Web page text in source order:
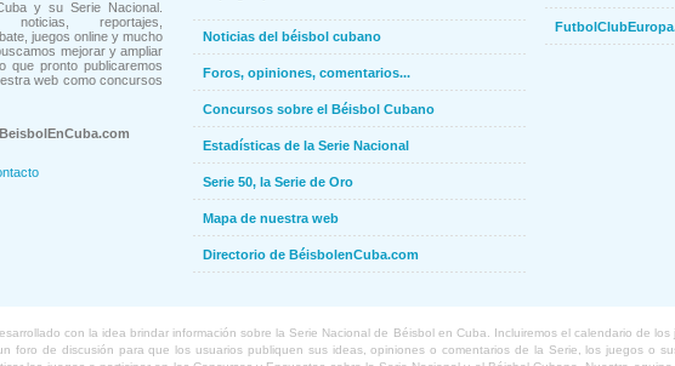
y su Serie Nacional.
noticias, reportajes,
juegos online y mucho
mejorar y ampliar
que pronto publicaremos
web como concursos
BeisbolEnCuba.com
Noticias del béisbol cubano
Foros, opiniones, comentarios...
Concursos sobre el Béisbol Cubano
Estadísticas de la Serie Nacional
Serie 50, la Serie de Oro
Mapa de nuestra web
Directorio de BéisbolenCuba.com
con la idea brindar información sobre la Serie Nacional de Béisbol en Cuba. Incluiremos el calendario de
foro de discusión para que los usuarios publiquen sus ideas, opiniones o comentarios de la Serie, los juegos o